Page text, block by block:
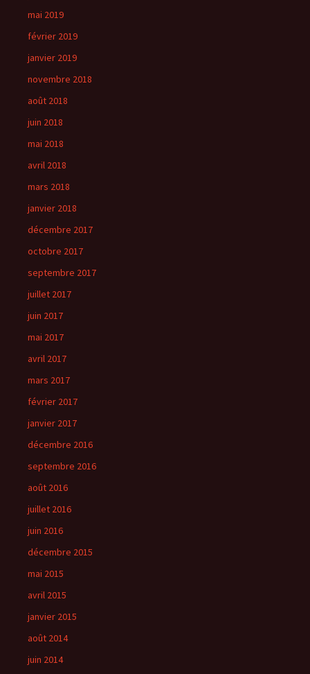
mai 2019
février 2019
janvier 2019
novembre 2018
août 2018
juin 2018
mai 2018
avril 2018
mars 2018
janvier 2018
décembre 2017
octobre 2017
septembre 2017
juillet 2017
juin 2017
mai 2017
avril 2017
mars 2017
février 2017
janvier 2017
décembre 2016
septembre 2016
août 2016
juillet 2016
juin 2016
décembre 2015
mai 2015
avril 2015
janvier 2015
août 2014
juin 2014